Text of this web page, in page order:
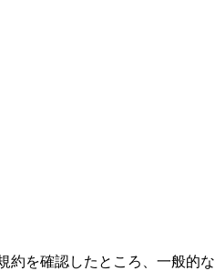
を確認したところ、一般的